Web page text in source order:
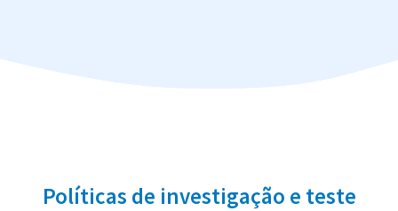
Políticas de investigação e teste